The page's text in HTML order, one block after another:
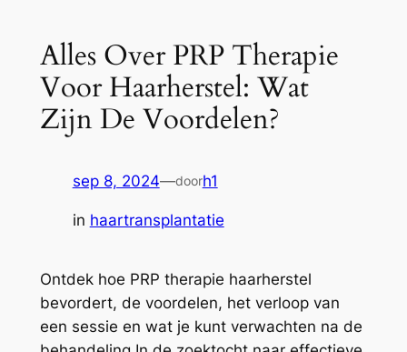
Alles Over PRP Therapie
Voor Haarherstel: Wat
Zijn De Voordelen?
sep 8, 2024—doorh1
in haartransplantatie
Ontdek hoe PRP therapie haarherstel
bevordert, de voordelen, het verloop van
een sessie en wat je kunt verwachten na de